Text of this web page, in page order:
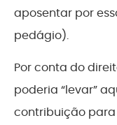
aposentar por
pedágio).
Por conta do
poderia “levar”
contribuição para